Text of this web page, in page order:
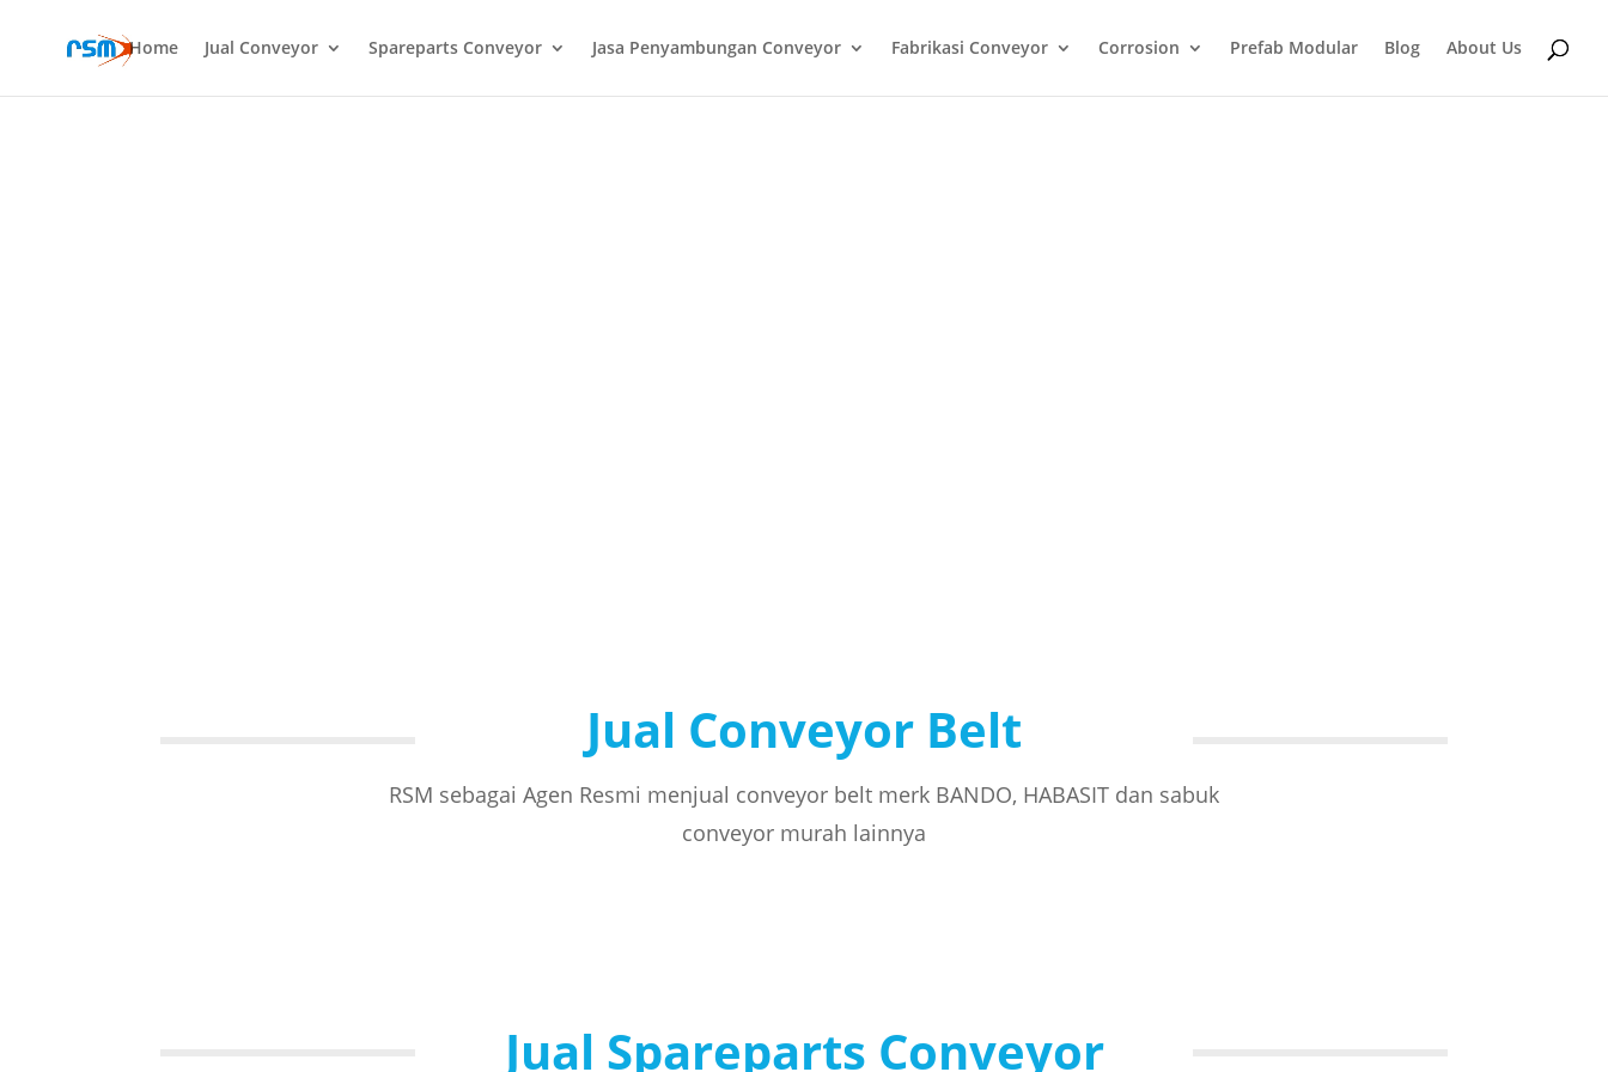
Home Jual Conveyor Spareparts Conveyor Jasa Penyambungan Conveyor Fabrikasi Conveyor Corrosion Prefab Modular Blog About Us
Jual Conveyor Belt
RSM sebagai Agen Resmi menjual conveyor belt merk BANDO, HABASIT dan sabuk
conveyor murah lainnya
Jual Spareparts Conveyor